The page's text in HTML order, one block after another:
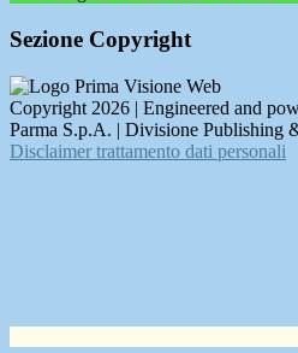
Sezione Copyright
Copyright 2026 | Engineered and
Parma S.p.A. | Divisione Publishing
Disclaimer trattamento dati personali